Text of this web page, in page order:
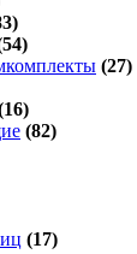
(27)
(82)
(17)